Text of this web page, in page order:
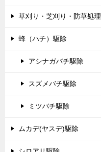
草刈り・芝刈り・防草処理
蜂（ハチ）駆除
アシナガバチ駆除
スズメバチ駆除
ミツバチ駆除
ムカデ(ヤスデ)駆除